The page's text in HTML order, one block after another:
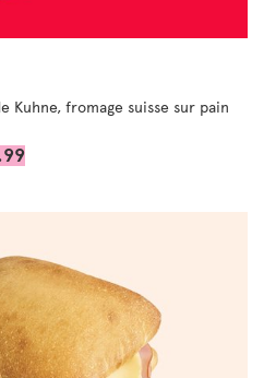
Kuhne, fromage suisse sur pain